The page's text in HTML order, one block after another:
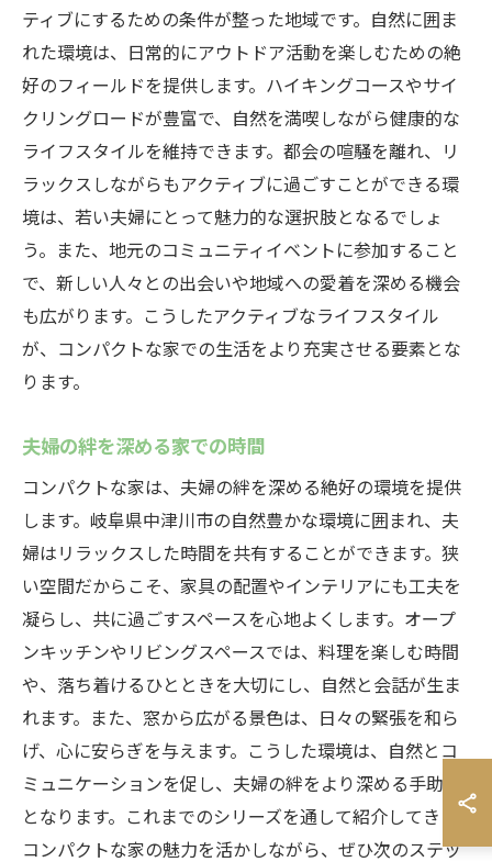
ティブにするための条件が整った地域です。自然に囲ま
れた環境は、日常的にアウトドア活動を楽しむための絶
好のフィールドを提供します。ハイキングコースやサイ
クリングロードが豊富で、自然を満喫しながら健康的な
ライフスタイルを維持できます。都会の喧騒を離れ、リ
ラックスしながらもアクティブに過ごすことができる環
境は、若い夫婦にとって魅力的な選択肢となるでしょ
う。また、地元のコミュニティイベントに参加すること
で、新しい人々との出会いや地域への愛着を深める機会
も広がります。こうしたアクティブなライフスタイル
が、コンパクトな家での生活をより充実させる要素とな
ります。
夫婦の絆を深める家での時間
コンパクトな家は、夫婦の絆を深める絶好の環境を提供
します。岐阜県中津川市の自然豊かな環境に囲まれ、夫
婦はリラックスした時間を共有することができます。狭
い空間だからこそ、家具の配置やインテリアにも工夫を
凝らし、共に過ごすスペースを心地よくします。オープ
ンキッチンやリビングスペースでは、料理を楽しむ時間
や、落ち着けるひとときを大切にし、自然と会話が生ま
れます。また、窓から広がる景色は、日々の緊張を和ら
げ、心に安らぎを与えます。こうした環境は、自然とコ
ミュニケーションを促し、夫婦の絆をより深める手助け
となります。これまでのシリーズを通して紹介してきた
コンパクトな家の魅力を活かしながら、ぜひ次のステッ